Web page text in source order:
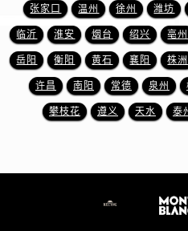
张家口 温州 徐州 潍坊
临沂 淮安 烟台 绍兴 亳州
岳阳 衡阳 黄石 襄阳 株洲
许昌 南阳 常德 泉州
攀枝花 遵义 天水 泰